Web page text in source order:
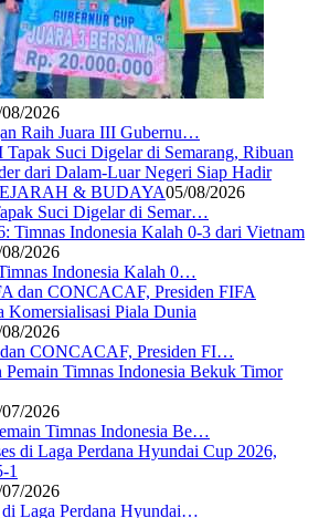
2026
Raih Juara III Gubernu…
& BUDAYA05/08/2026
Suci Digelar di Semar…
2026
Indonesia Kalah 0…
2026
CONCACAF, Presiden FI…
2026
Timnas Indonesia Be…
2026
di Laga Perdana Hyundai…